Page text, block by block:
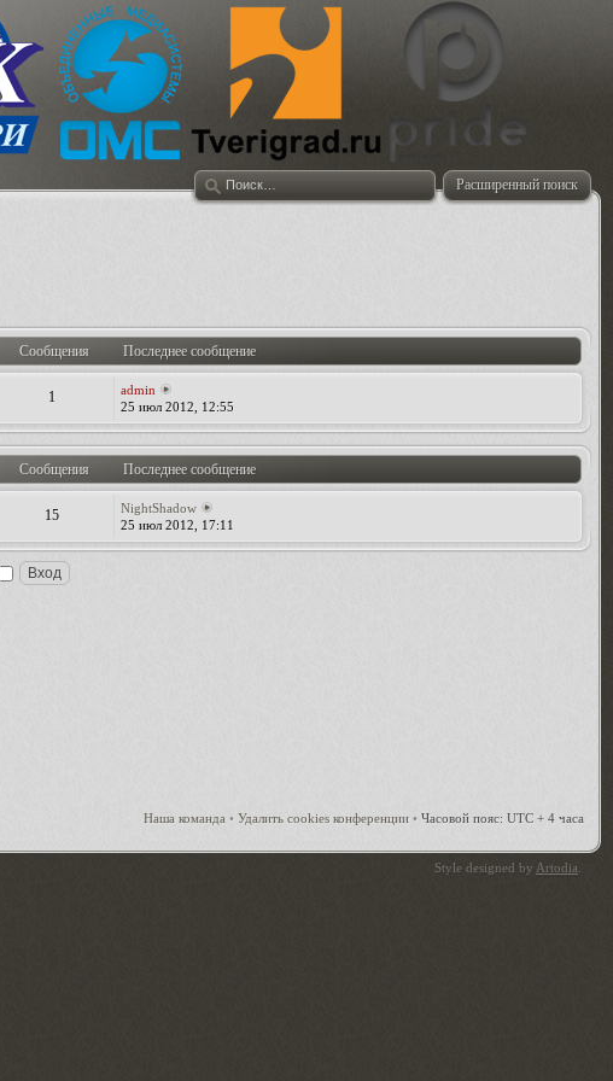
Расширенный поиск
Сообщения Последнее сообщение
1
admin
25 июл 2012, 12:55
Сообщения Последнее сообщение
15
NightShadow
25 июл 2012, 17:11
Наша команда • Удалить cookies конференции • Часовой пояс: UTC + 4 часа
Style designed by Artodia